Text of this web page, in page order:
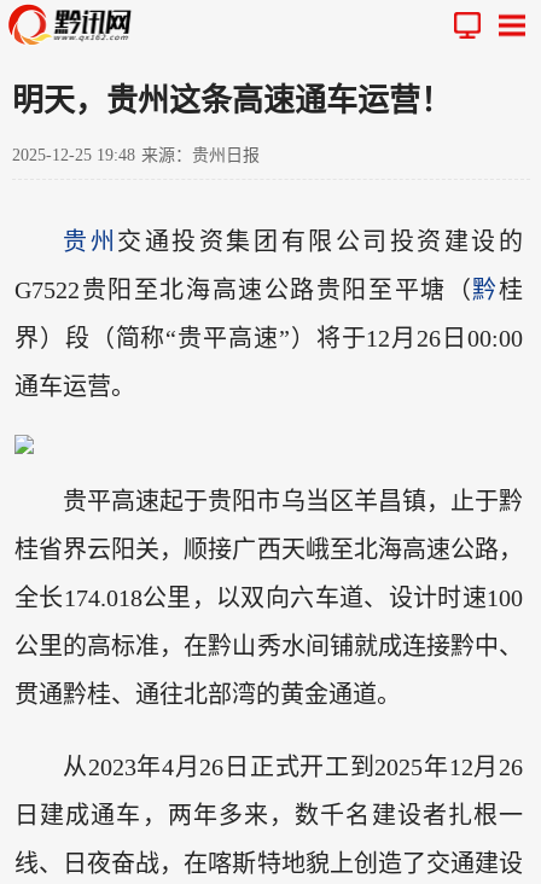
明天，贵州这条高速通车运营！
2025-12-25 19:48 来源：贵州日报
贵州 交通投资集团有限公司投资建设的
G7522贵阳至北海高速公路贵阳至平塘（黔桂
界）段（简称“贵平高速”）将于12月26日00:00
通车运营。
贵平高速起于贵阳市乌当区羊昌镇，止于黔
桂省界云阳关，顺接广西天峨至北海高速公路，
全长174.018公里，以双向六车道、设计时速100
公里的高标准，在黔山秀水间铺就成连接黔中、
贯通黔桂、通往北部湾的黄金通道。
从2023年4月26日正式开工到2025年12月26
日建成通车，两年多来，数千名建设者扎根一
线、日夜奋战，在喀斯特地貌上创造了交通建设